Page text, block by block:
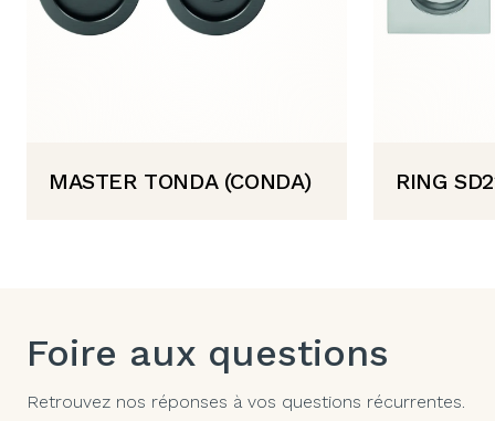
MASTER TONDA (CONDA) RING
Foire aux questions
Retrouvez nos réponses à vos questions récurrentes.